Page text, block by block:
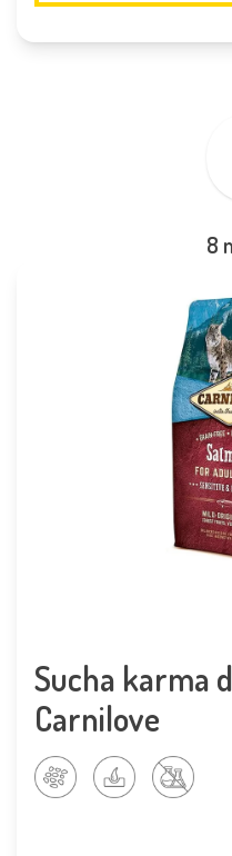
8
Sucha karma
Carnilove